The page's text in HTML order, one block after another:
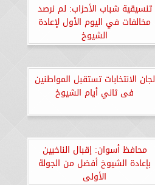
تنسيقية شباب الأحزاب: لم نرصد
مخالفات في اليوم الأول لإعادة
الشيوخ
لجان الانتخابات تستقبل المواطنين
فى ثاني أيام الشيوخ
محافظ أسوان: إقبال الناخبين
بإعادة الشيوخ أفضل من الجولة
الأولى